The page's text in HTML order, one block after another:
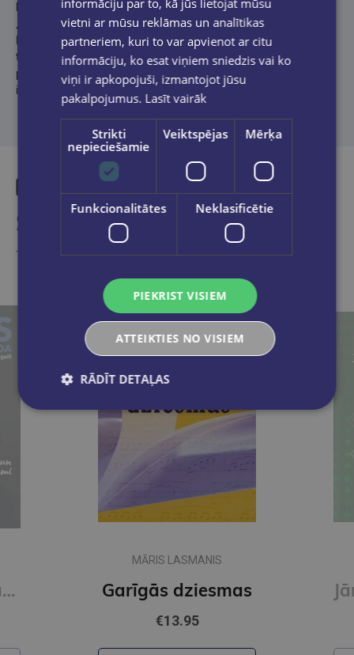
kuros nepiedalījos, bet tā būtu gribējies piedzīvot kādu
„Katedrāles”, „Salves” vai „Varavīksnes” ziedu laiku koncertu.
Ne katrs, kurš raksta dzeju, kļūst par dzejnieku, ne katrs, kas
tolaik muzicēja vai dziedāja, to izvēlējās padarīt par savu
profesiju. Tomēr, izslimojot rokenrolu, pret to imunitāti nevar
iegūt – par to šajā grāmatā!”
(Daiga Mazvērsīte)
Similar products
Take a look
Ģitāras stunda ar Gintu Purgaili. Vienkārši un saprotami
MĀRIS LASMANIS
Garīgās dziesmas
€13.95
informāciju par to, kā jūs lietojat mūsu
vietni ar mūsu reklāmas un analītikas
partneriem, kuri to var apvienot ar citu
informāciju, ko esat viņiem sniedzis vai ko
viņi ir apkopojuši, izmantojot jūsu
pakalpojumus. Lasīt vairāk
Strikti
nepieciešamie
Veiktspējas Mērķa
Funkcionalitātes Neklasificētie
PIEKRIST VISIEM
ATTEIKTIES NO VISIEM
RĀDĪT DETAĻAS